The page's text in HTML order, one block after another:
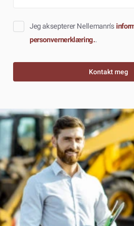
Jeg aksepterer Nellemann's
personvernerklæring..